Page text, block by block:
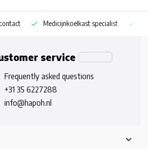
Medicijnkoelkast specialist
service
Frequently asked questions
+31 35 6227288
info@hapoh.nl